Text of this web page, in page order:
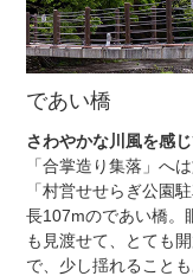
であい橋
さわやかな川風を感
「合掌造り集落」へ
「村営せせらぎ公園
長107mのであい橋。
も見渡せて、とても
で、少し揺れること